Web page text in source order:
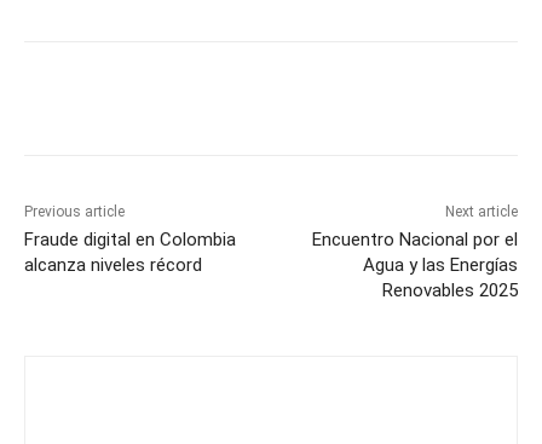
Previous article
Fraude digital en Colombia
alcanza niveles récord
Next article
Encuentro Nacional por el
Agua y las Energías
Renovables 2025